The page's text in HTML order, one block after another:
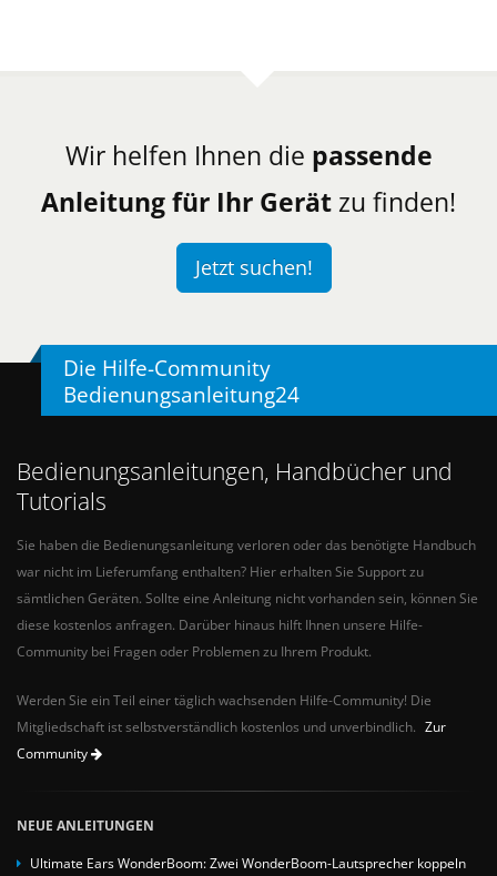
Wir helfen Ihnen die passende
Anleitung für Ihr Gerät zu finden!
Jetzt suchen!
Die Hilfe-Community
Bedienungsanleitung24
Bedienungsanleitungen, Handbücher und
Tutorials
Sie haben die Bedienungsanleitung verloren oder das benötigte Handbuch
war nicht im Lieferumfang enthalten? Hier erhalten Sie Support zu
sämtlichen Geräten. Sollte eine Anleitung nicht vorhanden sein, können Sie
diese kostenlos anfragen. Darüber hinaus hilft Ihnen unsere Hilfe-
Community bei Fragen oder Problemen zu Ihrem Produkt.
Werden Sie ein Teil einer täglich wachsenden Hilfe-Community! Die
Mitgliedschaft ist selbstverständlich kostenlos und unverbindlich. Zur
Community
NEUE ANLEITUNGEN
Ultimate Ears WonderBoom: Zwei WonderBoom-Lautsprecher koppeln